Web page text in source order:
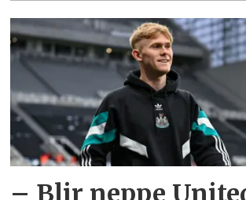
– Blir neppe